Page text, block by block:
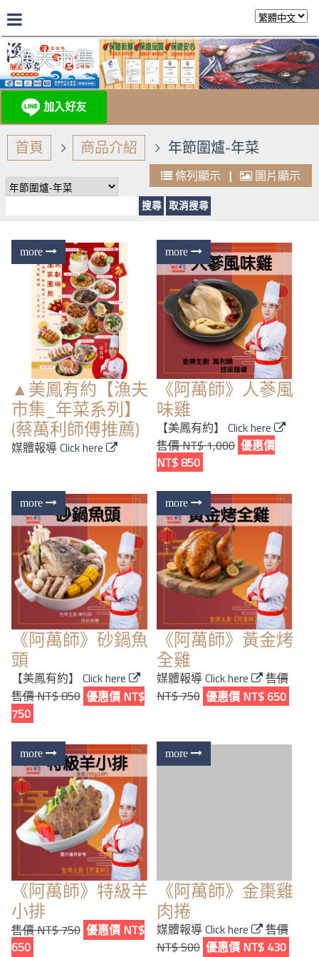
漁夫市集
首頁 商品介紹 年節圍爐-年菜
條列顯示 | 圖片顯示
▲美鳳有約【漁夫
市集_年菜系列】
(蔡萬利師傅推薦)
媒體報導Click here
《阿萬師》人蔘風
味雞
【美鳳有約】 Click here
售價 NT$ 1,000 優惠價
NT$ 850
《阿萬師》砂鍋魚
頭
【美鳳有約】 Click here
售價 NT$ 850 優惠價 NT$
750
《阿萬師》黃金烤
全雞
媒體報導Click here
售價
NT$ 750 優惠價 NT$ 650
《阿萬師》特級羊
小排
售價 NT$ 750 優惠價 NT$
650
《阿萬師》金棗雞
肉捲
媒體報導Click here
售價
NT$ 500 優惠價 NT$ 430